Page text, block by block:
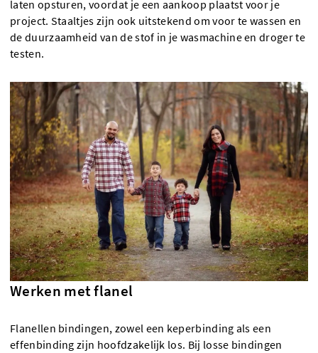
laten opsturen, voordat je een aankoop plaatst voor je
project. Staaltjes zijn ook uitstekend om voor te wassen en
de duurzaamheid van de stof in je wasmachine en droger te
testen.
Werken met flanel
Flanellen bindingen, zowel een keperbinding als een
effenbinding zijn hoofdzakelijk los. Bij losse bindingen